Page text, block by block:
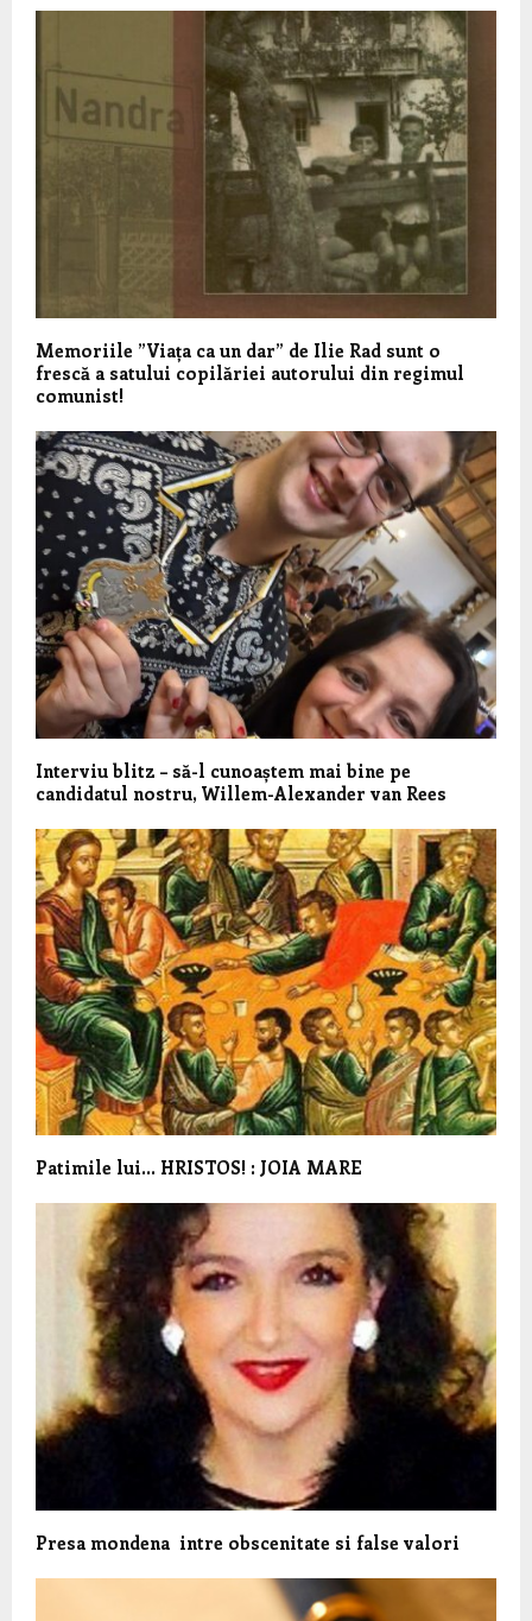
Memoriile ”Viața ca un dar” de Ilie Rad sunt o
frescă a satului copilăriei autorului din regimul
comunist!
Interviu blitz – să-l cunoaștem mai bine pe
candidatul nostru, Willem-Alexander van Rees
Patimile lui… HRISTOS! : JOIA MARE
Presa mondena intre obscenitate si false valori